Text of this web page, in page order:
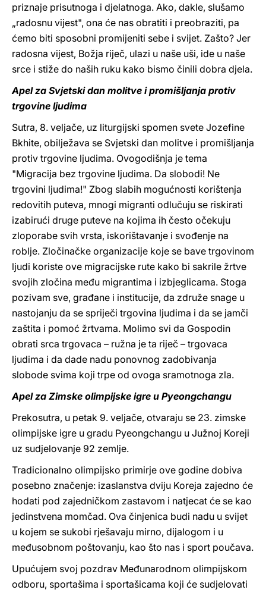
priznaje prisutnoga i djelatnoga. Ako, dakle, slušamo
„radosnu vijest", ona će nas obratiti i preobraziti, pa
ćemo biti sposobni promijeniti sebe i svijet. Zašto? Jer
radosna vijest, Božja riječ, ulazi u naše uši, ide u naše
srce i stiže do naših ruku kako bismo činili dobra djela.
Apel za Svjetski dan molitve i promišljanja protiv
trgovine ljudima
Sutra, 8. veljače, uz liturgijski spomen svete Jozefine
Bkhite, obilježava se Svjetski dan molitve i promišljanja
protiv trgovine ljudima. Ovogodišnja je tema
"Migracija bez trgovine ljudima. Da slobodi! Ne
trgovini ljudima!" Zbog slabih mogućnosti korištenja
redovitih puteva, mnogi migranti odlučuju se riskirati
izabirući druge puteve na kojima ih često očekuju
zloporabe svih vrsta, iskorištavanje i svođenje na
roblje. Zločinačke organizacije koje se bave trgovinom
ljudi koriste ove migracijske rute kako bi sakrile žrtve
svojih zločina među migrantima i izbjeglicama. Stoga
pozivam sve, građane i institucije, da združe snage u
nastojanju da se spriječi trgovina ljudima i da se jamči
zaštita i pomoć žrtvama. Molimo svi da Gospodin
obrati srca trgovaca – ružna je ta riječ – trgovaca
ljudima i da dade nadu ponovnog zadobivanja
slobode svima koji trpe od ovoga sramotnoga zla.
Apel za Zimske olimpijske igre u Pyeongchangu
Prekosutra, u petak 9. veljače, otvaraju se 23. zimske
olimpijske igre u gradu Pyeongchangu u Južnoj Koreji
uz sudjelovanje 92 zemlje.
Tradicionalno olimpijsko primirje ove godine dobiva
posebno značenje: izaslanstva dviju Koreja zajedno će
hodati pod zajedničkom zastavom i natjecat će se kao
jedinstvena momčad. Ova činjenica budi nadu u svijet
u kojem se sukobi rješavaju mirno, dijalogom i u
međusobnom poštovanju, kao što nas i sport poučava.
Upućujem svoj pozdrav Međunarodnom olimpijskom
odboru, sportašima i sportašicama koji će sudjelovati